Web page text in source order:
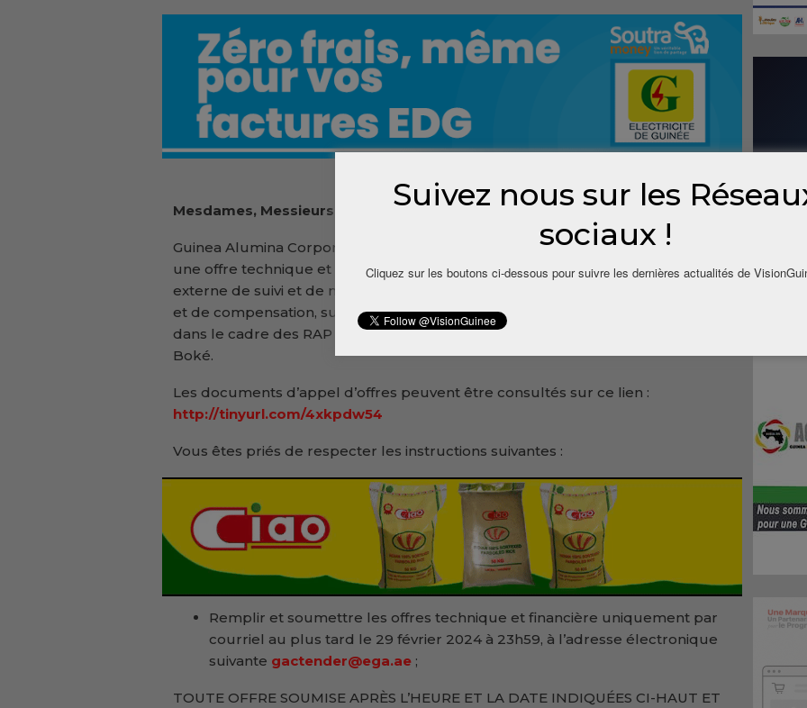
Mesdames, Messieurs,
Guinea Alumina Corporation (« GAC ») vous invite, par la présente à soumettre
une offre technique et une offre financière relative au projet de mission
externe de suivi et de monitoring réguliers des plans d’action de réinstallation
et de compensation, suivi – évaluation externe et audits des progrès réalisés
dans le cadre des RAP et PRMS – concession et port de GAC – préfecture de
Boké.
Les documents d’appel d’offres peuvent être consultés sur ce lien :
http://tinyurl.com/4xkpdw54
Vous êtes priés de respecter les instructions suivantes :
Remplir et soumettre les offres technique et financière uniquement par
courriel au plus tard le 29 février 2024 à 23h59, à l’adresse électronique
suivante gactender@ega.ae ;
TOUTE OFFRE SOUMISE APRÈS L’HEURE ET LA DATE INDIQUÉES CI-HAUT ET
Suivez nous sur les
sociaux !
Cliquez sur les boutons ci-dessous pour suivre les dernières actualités de